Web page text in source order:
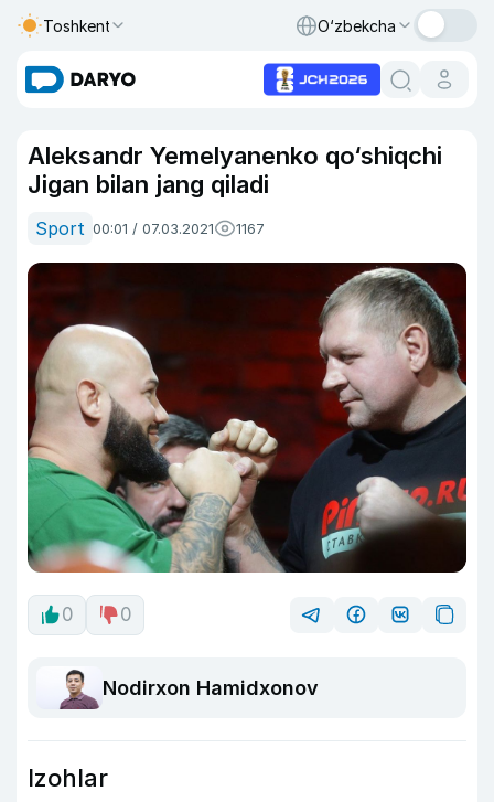
Toshkent O‘zbekcha
Aleksandr Yemelyanenko qo‘shiqchi
Jigan bilan jang qiladi
Sport 00:01 / 07.03.2021 1167
0 0
Nodirxon Hamidxonov
Izohlar